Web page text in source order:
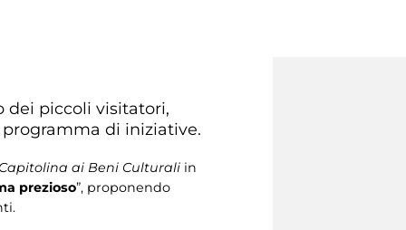
dei piccoli visitatori,
di iniziative.
ai Beni Culturali in
prezioso”, proponendo